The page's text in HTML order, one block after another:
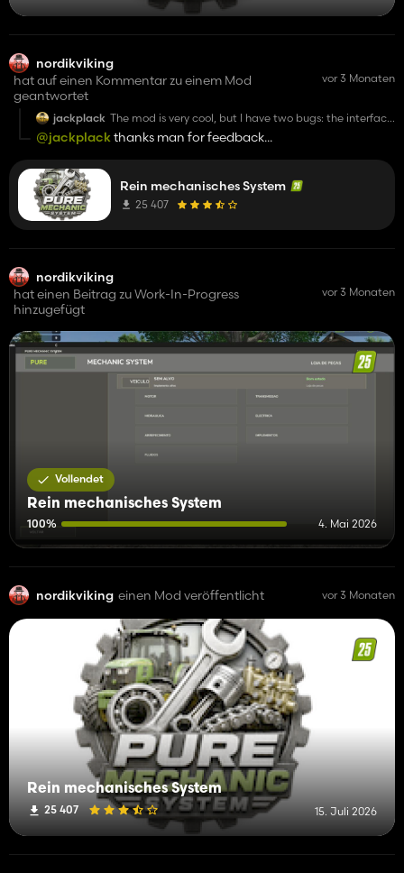
nordikviking
hat auf einen Kommentar zu einem Mod
geantwortet
vor 3 Monaten
jackplack The mod is very cool, but I have two bugs: the interface
doesn't scale (I have it set to 70%, and the
temperature indicators etc. look as if I had 100%), and
other mods that have it, e.g. Courseplay, Autodrive etc.
@jackplackthanks man for feedback...
Rein mechanisches System
25 407
nordikviking
hat einen Beitrag zu Work-In-Progress
hinzugefügt
vor 3 Monaten
Vollendet
Rein mechanisches System
100% 4. Mai 2026
nordikviking einen Mod veröffentlicht vor 3 Monaten
Rein mechanisches System
25 407 15. Juli 2026